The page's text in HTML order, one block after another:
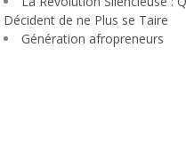
Décident de ne Plus se Taire
Génération afropreneurs